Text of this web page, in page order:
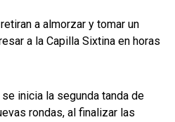
a almorzar y tomar un
a la Capilla Sixtina en horas
inicia la segunda tanda de
rondas, al finalizar las